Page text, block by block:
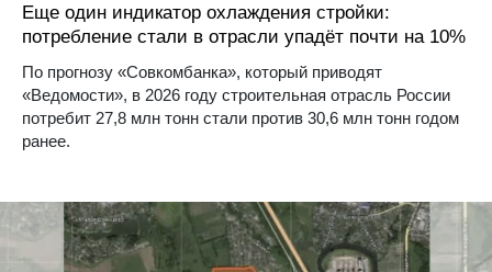
Еще один индикатор охлаждения стройки:
потребление стали в отрасли упадёт почти на 10%
По прогнозу «Совкомбанка», который приводят
«Ведомости», в 2026 году строительная отрасль России
потребит 27,8 млн тонн стали против 30,6 млн тонн годом
ранее.